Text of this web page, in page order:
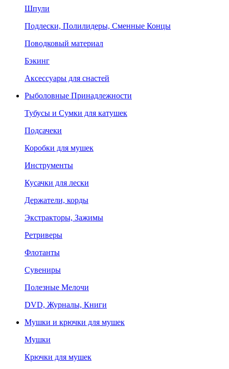
Шпули
Подлески, Полилидеры, Сменные Концы
Поводковый материал
Бэкинг
Аксессуары для снастей
Рыболовные Принадлежности
Тубусы и Сумки для катушек
Подсачеки
Коробки для мушек
Инструменты
Кусачки для лески
Держатели, корды
Экстракторы, Зажимы
Ретриверы
Флотанты
Сувениры
Полезные Мелочи
DVD, Журналы, Книги
Мушки и крючки для мушек
Мушки
Крючки для мушек